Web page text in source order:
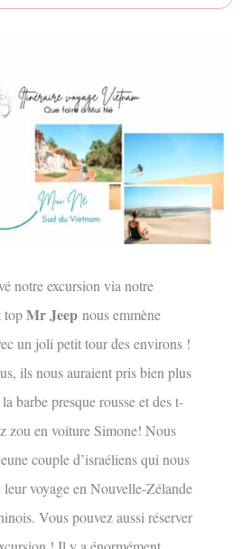
notre excursion via notre
topMr Jeep nous emmène
un joli petit tour des environs !
ils nous auraient pris bien plus
barbe presque rousse et des t-
zou en voiture Simone! Nous
couple d’israéliens qui nous
voyage en Nouvelle-Zélande
Vous pouvez aussi réserver